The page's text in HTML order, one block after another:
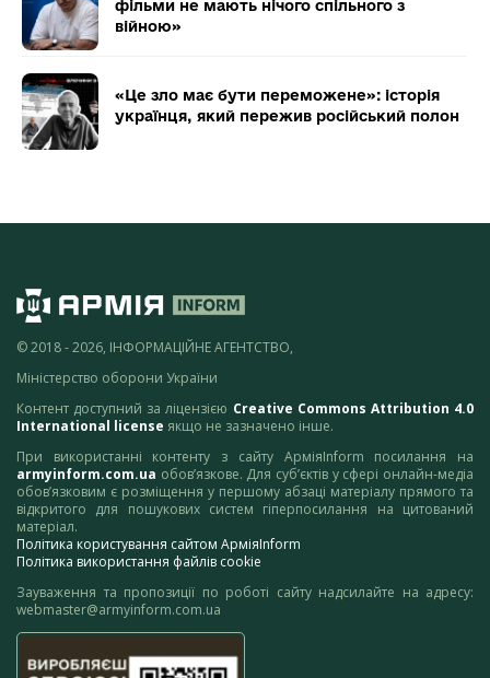
фільми не мають нічого спільного з
війною»
«Це зло має бути переможене»: історія
українця, який пережив російський полон
© 2018 - 2026, ІНФОРМАЦІЙНЕ АГЕНТСТВО,
Міністерство оборони України
Контент доступний за ліцензією Creative Commons Attribution 4.0
International license якщо не зазначено інше.
При використанні контенту з сайту АрміяInform посилання на
armyinform.com.ua обов’язкове. Для суб’єктів у сфері онлайн-медіа
обов’язковим є розміщення у першому абзаці матеріалу прямого та
відкритого для пошукових систем гіперпосилання на цитований
матеріал.
Політика користування сайтом АрміяInform
Політика використання файлів cookie
Зауваження та пропозиції по роботі сайту надсилайте на адресу:
webmaster@armyinform.com.ua